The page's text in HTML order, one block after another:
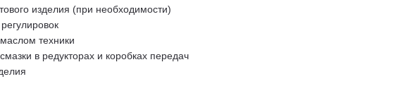
изделия (при необходимости)
техники
в редукторах и коробках передач